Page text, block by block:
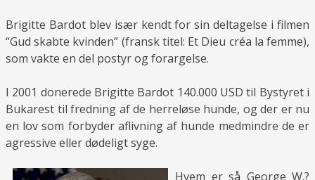
Brigitte Bardot blev især kendt for sin deltagelse i filmen
“Gud skabte kvinden” (fransk titel: Et Dieu créa la femme),
som vakte en del postyr og forargelse.
I 2001 donerede Brigitte Bardot 140.000 USD til Bystyret i
Bukarest til fredning af de herreløse hunde, og der er nu
en lov som forbyder aflivning af hunde medmindre de er
agressive eller dødeligt syge.
Hvem er så George W.?